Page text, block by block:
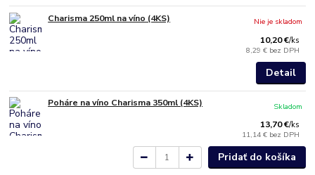
Charisma 250ml na víno (4KS)
10,20 €/ks
8,29 € bez DPH
Nie je skladom
Detail
Poháre na víno Charisma 350ml (4KS)
13,70 €/ks
11,14 € bez DPH
Skladom
Pridať do košíka